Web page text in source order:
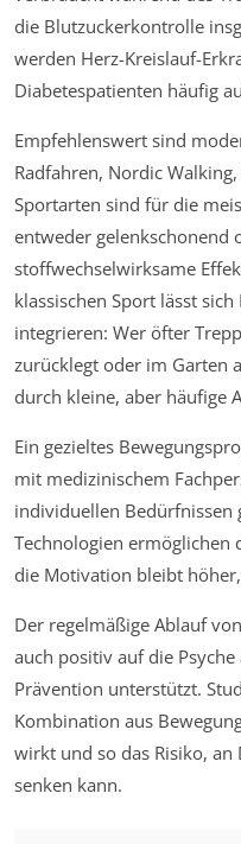
die Blutzuckerkontrolle
werden Herz-Kreislauf-
Diabetespatienten häufig
Empfehlenswert sind
Radfahren, Nordic
Sportarten sind für die
entweder gelenkschonend
stoffwechselwirksame
klassischen Sport lässt
integrieren: Wer öfter
zurücklegt oder im Garten
durch kleine, aber häufige
Ein gezieltes
mit medizinischem
individuellen Bedürfnissen
Technologien ermöglichen
die Motivation bleibt
Der regelmäßige Ablauf
auch positiv auf die
Prävention unterstützt.
Kombination aus
wirkt und so das Risiko,
senken kann.